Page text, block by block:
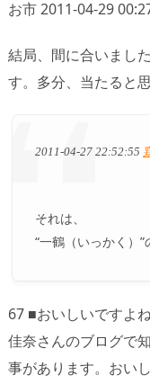
お市 2011-04-29
結局、間に合いまし
す。多分、当たると思
2011-04-27 22:52:55
それは、
“一鶴（いっかく）”
67 ■おいしいですよ
佳奈さんのブログで
事があります。おい